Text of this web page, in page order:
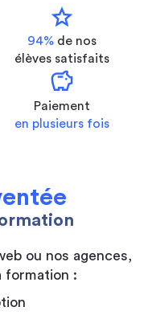
star
94% de nos
élèves satisfaits
savings
Paiement
en plusieurs fois
ou nos agences,
formation :